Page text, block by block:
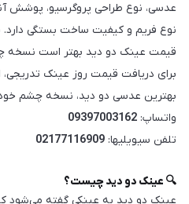
عدسی، نوع طراحی پروگرسیو، پوشش
نوع فریم و کیفیت ساخت بستگی دارد.
قیمت عینک دو دید بهتر است نسخه
برای دریافت قیمت روز عینک تدریجی،
بهترین عدسی دو دید، نسخه چشم خود
واتساپ: 09397003162
تلفن سیویلیها: 02177116909
🔍 عینک دو دید چیست؟
عینک دو دید به عینکی گفته می‌شود